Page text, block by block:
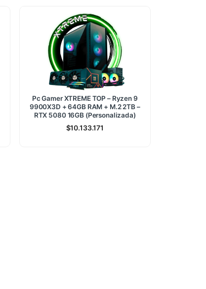
Pc Gamer XTREME TOP – Ryzen 9
9900X3D + 64GB RAM + M.2 2TB –
RTX 5080 16GB (Personalizada)
$10.133.171